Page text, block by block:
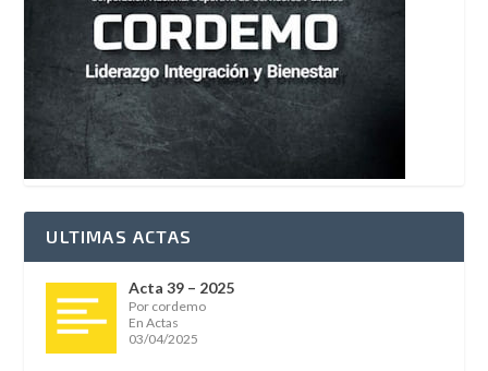
ULTIMAS ACTAS
Acta 39 – 2025
Por cordemo
En Actas
03/04/2025